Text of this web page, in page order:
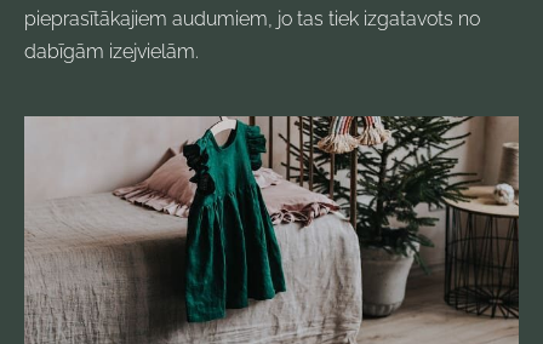
pieprasītākajiem audumiem, jo tas tiek izgatavots no
dabīgām izejvielām.